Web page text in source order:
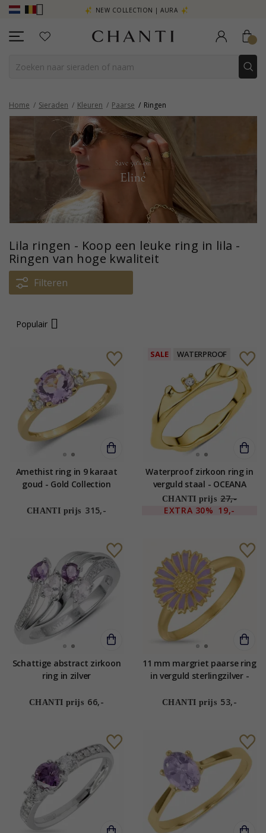
- KLIK HIER NEW COLLECTION | AURA
Home Sieraden Kleuren Paarse Ringen
Lila ringen - Koop een leuke ring in lila -
Ringen van hoge kwaliteit
Filteren
Populair
Amethist ring in 9 karaat
goud - Gold Collection
CHANTI prijs 315,-
SALE WATERPROOF
Waterproof zirkoon ring in
verguld staal - OCEANA
CHANTI prijs 27,-
EXTRA 30% 19,-
Schattige abstract zirkoon
ring in zilver
CHANTI prijs 66,-
11 mm margriet paarse ring
in verguld sterlingzilver -
CHANTI prijs 53,-